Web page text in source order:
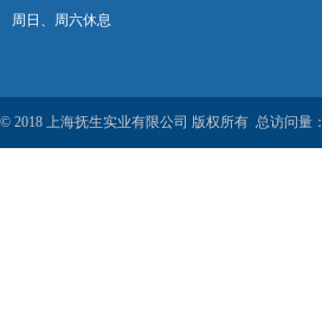
周日、周六休息
© 2018 上海抚生实业有限公司 版权所有 总访问量：